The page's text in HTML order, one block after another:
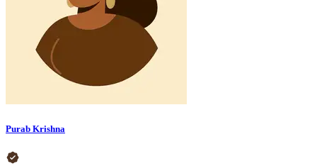
Purab Krishna